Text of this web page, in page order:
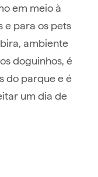
em meio à
e para os pets
ambiente
doguinhos, é
do parque e é
um dia de